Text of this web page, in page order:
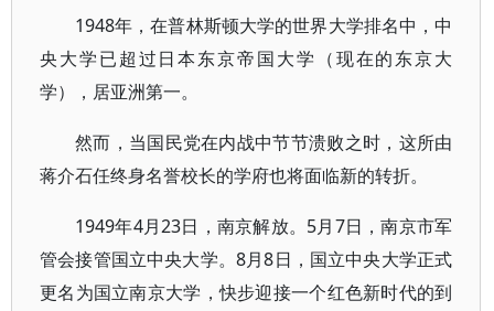
1948年，在普林斯顿大学的世界大学排名中，中
央大学已超过日本东京帝国大学（现在的东京大
学），居亚洲第一。
然而，当国民党在内战中节节溃败之时，这所由
蒋介石任终身名誉校长的学府也将面临新的转折。
1949年4月23日，南京解放。5月7日，南京市军
管会接管国立中央大学。8月8日，国立中央大学正式
更名为国立南京大学，快步迎接一个红色新时代的到